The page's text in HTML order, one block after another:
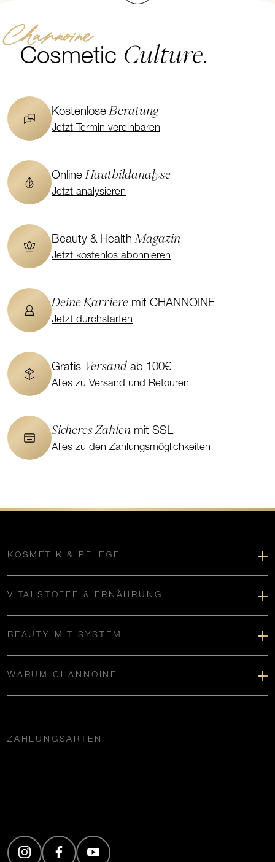
Channoine
Cosmetic Culture.
KostenloseBeratung
Jetzt Termin vereinbaren
OnlineHautbildanalyse
Jetzt analysieren
Beauty & HealthMagazin
Jetzt kostenlos abonnieren
Deine Karriere mit CHANNOINE
Jetzt durchstarten
Gratis Versand ab 100€
Alles zu Versand und Retouren
Sicheres Zahlen mit SSL
Alles zu den Zahlungsmöglichkeiten
KOSMETIK & PFLEGE
VITALSTOFFE & ERNÄHRUNG
BEAUTY MIT SYSTEM
WARUM CHANNOINE
ZAHLUNGSARTEN
(Öffnet in neuem Tab)
(Öffnet in neuem Tab)
(Öffnet in neuem Tab)